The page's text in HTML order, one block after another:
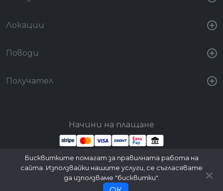
Локации
Поводи
Получател
Начини на плащане
Стани партньор Вход за партньори
Бисквитките помагат за правилната работа на
сайта. Използвайки нашите услуги, се съгласявате
да използваме "бисквитки".